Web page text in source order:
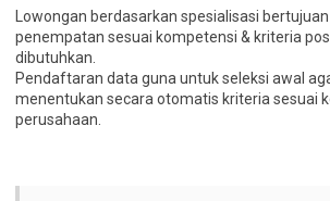
Lowongan berdasarkan spesialisasi
penempatan sesuai kompetensi & kriteria
dibutuhkan.
Pendaftaran data guna untuk seleksi awal
menentukan secara otomatis kriteria sesuai
perusahaan.